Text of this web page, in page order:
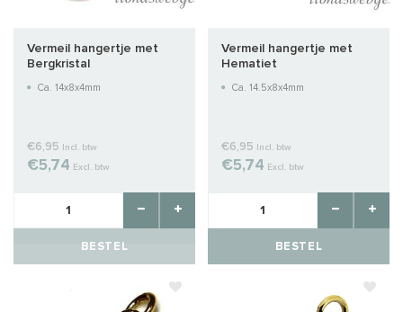
Vermeil hangertje met
Bergkristal
Ca. 14x8x4mm
€6,95 Incl. btw
€5,74 Excl. btw
BESTEL
Vermeil hangertje met
Hematiet
Ca. 14.5x8x4mm
€6,95 Incl. btw
€5,74 Excl. btw
BESTEL